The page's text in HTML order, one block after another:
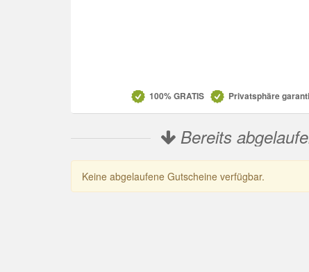
100% GRATIS Privatsphäre
Bereits
Keine abgelaufene Gutscheine verfügbar.